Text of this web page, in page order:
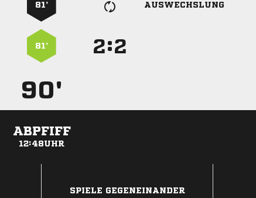
81’ AUSWECHSLUNG
81’ :
90'
ABPFIFF
12:48UHR
SPIELE GEGENEINANDER